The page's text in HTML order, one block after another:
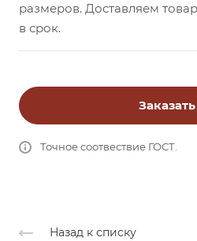
размеров. Доставляем
в срок.
Заказать
Точное соотвествие ГОСТ.
Назад к списку